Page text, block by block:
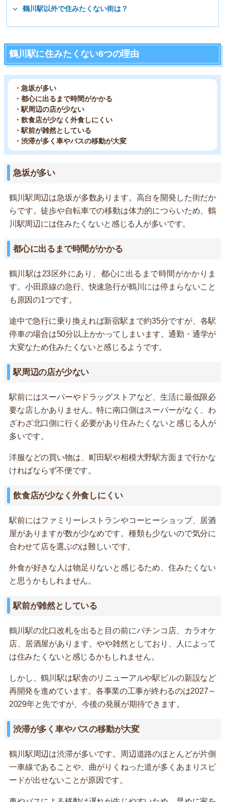
鶴川駅以外で住みたくない街は？
鶴川駅に住みたくない6つの理由
・急坂が多い
・都心に出るまで時間がかかる
・駅周辺の店が少ない
・飲食店が少なく外食しにくい
・駅前が雑然としている
・渋滞が多く車やバスの移動が大変
急坂が多い
鶴川駅周辺は急坂が多数あります。高台を開発した街だか
らです。徒歩や自転車での移動は体力的につらいため、鶴
川駅周辺には住みたくないと感じる人が多いです。
都心に出るまで時間がかかる
鶴川駅は23区外にあり、都心に出るまで時間がかかりま
す。小田原線の急行、快速急行が鶴川には停まらないこと
も原因の1つです。
途中で急行に乗り換えれば新宿駅まで約35分ですが、各駅
停車の場合は50分以上かかってしまいます。通勤・通学が
大変なため住みたくないと感じるようです。
駅周辺の店が少ない
駅前にはスーパーやドラッグストアなど、生活に最低限必
要な店しかありません。特に南口側はスーパーがなく、わ
ざわざ北口側に行く必要があり住みたくないと感じる人が
多いです。
洋服などの買い物は、町田駅や相模大野駅方面まで行かな
ければならず不便です。
飲食店が少なく外食しにくい
駅前にはファミリーレストランやコーヒーショップ、居酒
屋がありますが数が少なめです。種類も少ないので気分に
合わせて店を選ぶのは難しいです。
外食が好きな人は物足りないと感じるため、住みたくない
と思うかもしれません。
駅前が雑然としている
鶴川駅の北口改札を出ると目の前にパチンコ店、カラオケ
店、居酒屋があります。やや雑然としており、人によって
は住みたくないと感じるかもしれません。
しかし、鶴川駅は駅舎のリニューアルや駅ビルの新設など
再開発を進めています。各事業の工事が終わるのは2027～
2029年と先ですが、今後の発展が期待できます。
渋滞が多く車やバスの移動が大変
鶴川駅周辺は渋滞が多いです。周辺道路のほとんどが片側
一車線であることや、曲がりくねった道が多くあまりスピ
ードが出せないことが原因です。